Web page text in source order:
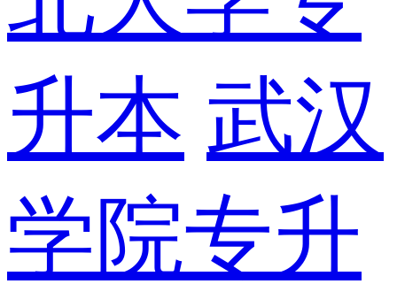
升本 武汉
学院专升